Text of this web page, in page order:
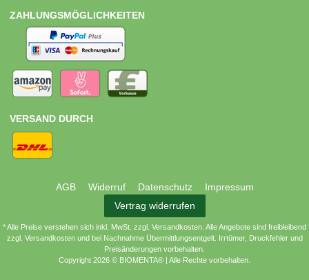
ZAHLUNGSMÖGLICHKEITEN
VERSAND DURCH
AGB Widerruf Datenschutz
Impressum
Vertrag widerrufen
* Alle Preise verstehen sich inkl. MwSt. zzgl. Versandkosten. Alle Angebote sind freibleibend
zzgl. Versandkosten und bei Nachnahme Übermittlungsentgelt. Irrtümer, Druckfehler und
Preisänderungen vorbehalten.
Copyright 2026 © BIOMENTA® | Alle Rechte vorbehalten.